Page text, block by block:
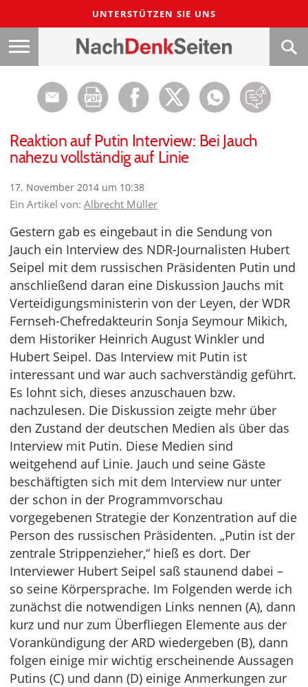
UNTERSTÜTZEN SIE UNS
Reaktion auf Putin Interview: Bei Jauch
nahezu vollständig auf Linie
17. November 2014 um 10:38
Ein Artikel von: Albrecht Müller
Gestern gab es eingebaut in die Sendung von
Jauch ein Interview des NDR-Journalisten Hubert
Seipel mit dem russischen Präsidenten Putin und
anschließend daran eine Diskussion Jauchs mit
Verteidigungsministerin von der Leyen, der WDR
Fernseh-Chefredakteurin Sonja Seymour Mikich,
dem Historiker Heinrich August Winkler und
Hubert Seipel. Das Interview mit Putin ist
interessant und war auch sachverständig geführt.
Es lohnt sich, dieses anzuschauen bzw.
nachzulesen. Die Diskussion zeigte mehr über
den Zustand der deutschen Medien als über das
Interview mit Putin. Diese Medien sind
weitgehend auf Linie. Jauch und seine Gäste
beschäftigten sich mit dem Interview nur unter
der schon in der Programmvorschau
vorgegebenen Strategie der Konzentration auf die
Person des russischen Präsidenten. „Putin ist der
zentrale Strippenzieher,“ hieß es dort. Der
Interviewer Hubert Seipel saß staunend dabei –
so seine Körpersprache. Im Folgenden werde ich
zunächst die notwendigen Links nennen (A), dann
kurz und nur zum Überfliegen Elemente aus der
Vorankündigung der ARD wiedergeben (B), dann
folgen einige mir wichtig erscheinende Aussagen
Putins (C) und dann (D) einige Anmerkungen zur